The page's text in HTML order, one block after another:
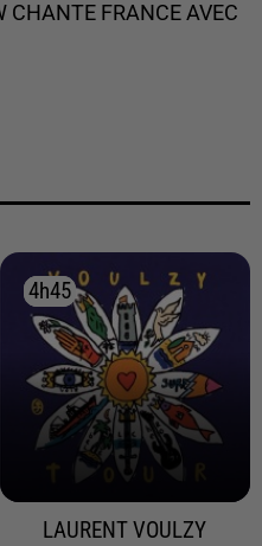
CHANTE FRANCE AVEC
4h45
4h45
LAURENT VOULZY